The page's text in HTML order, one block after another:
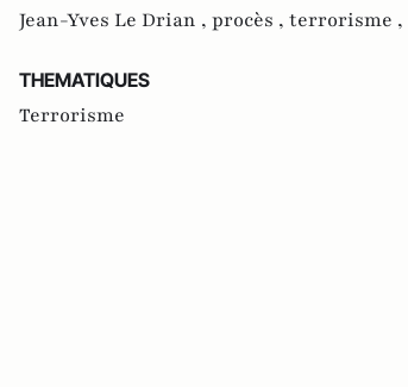
Jean-Yves Le Drian , procès , terrorisme ,
THEMATIQUES
Terrorisme